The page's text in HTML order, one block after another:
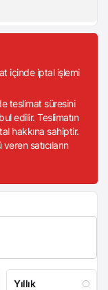
içinde iptal işlemi
teslimat süresini
edilir. Teslimatın
hakkına sahiptir.
satıcıların
Yıllık